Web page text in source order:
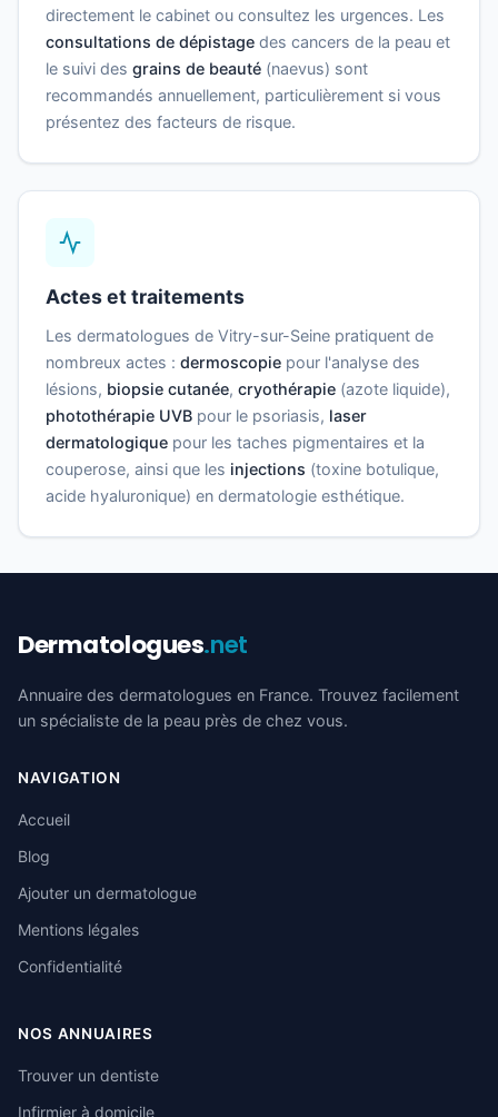
directement le cabinet ou consultez les urgences. Les
consultations de dépistage des cancers de la peau et
le suivi des grains de beauté (naevus) sont
recommandés annuellement, particulièrement si vous
présentez des facteurs de risque.
Actes et traitements
Les dermatologues de Vitry-sur-Seine pratiquent de
nombreux actes : dermoscopie pour l'analyse des
lésions, biopsie cutanée, cryothérapie (azote liquide),
photothérapie UVB pour le psoriasis, laser
dermatologique pour les taches pigmentaires et la
couperose, ainsi que les injections (toxine botulique,
acide hyaluronique) en dermatologie esthétique.
Dermatologues.net
Annuaire des dermatologues en France. Trouvez facilement
un spécialiste de la peau près de chez vous.
NAVIGATION
Accueil
Blog
Ajouter un dermatologue
Mentions légales
Confidentialité
NOS ANNUAIRES
Trouver un dentiste
Infirmier à domicile